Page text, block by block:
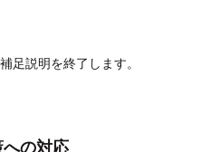
足説明を終了します。
の対応